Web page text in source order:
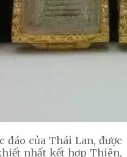
đáo của Thái Lan, được
nhất kết hợp Thiên,